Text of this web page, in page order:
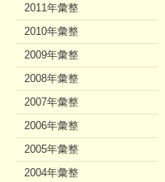
2011年彙整
2010年彙整
2009年彙整
2008年彙整
2007年彙整
2006年彙整
2005年彙整
2004年彙整